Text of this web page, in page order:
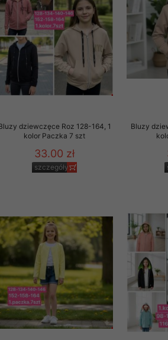
dziewczęce Roz 128-164, 1
kolor Paczka 7 szt
33.00 zł
szczegóły
Bluzy
wysyłamy Klientom jedynie wówczas,
Klientowi, jeżeli potwierdzi
newslettera o aktualnych
wyłącznie oferty naszego Sklepu.
odnoszące się do ochrony Państwa